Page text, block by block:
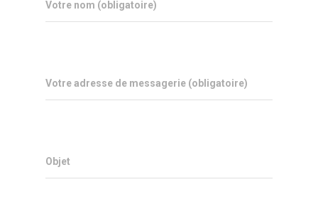
Votre nom (obligatoire)
Votre adresse de messagerie (obligatoire)
Objet